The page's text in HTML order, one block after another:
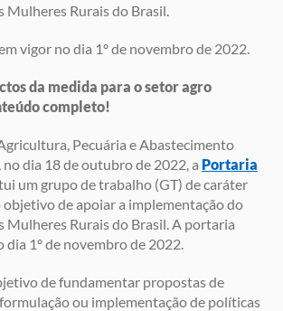
Mulheres Rurais do Brasil.
vigor no dia 1º de novembro de 2022.
da medida para o setor agro
completo!
Pecuária e Abastecimento
dia 18 de outubro de 2022, a Portaria
um grupo de trabalho (GT) de caráter
de apoiar a implementação do
Mulheres Rurais do Brasil. A portaria
dia 1º de novembro de 2022.
de fundamentar propostas de
ou implementação de políticas